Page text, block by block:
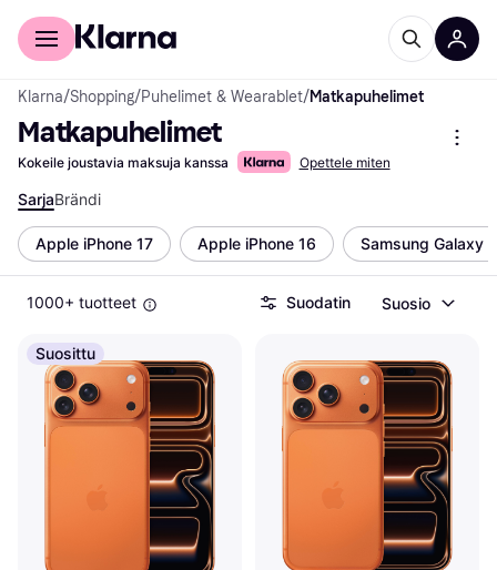
Kuluttajille
Klarna/Shopping/Puhelimet & Wearablet/Matkapuhelimet
Matkapuhelimet
Kokeile joustavia maksuja kanssa Opettele miten
SarjaBrändi
Apple iPhone 17 Apple iPhone 16 Samsung Galaxy
1000+ tuotteet Suodatin Suosio
Suosittu